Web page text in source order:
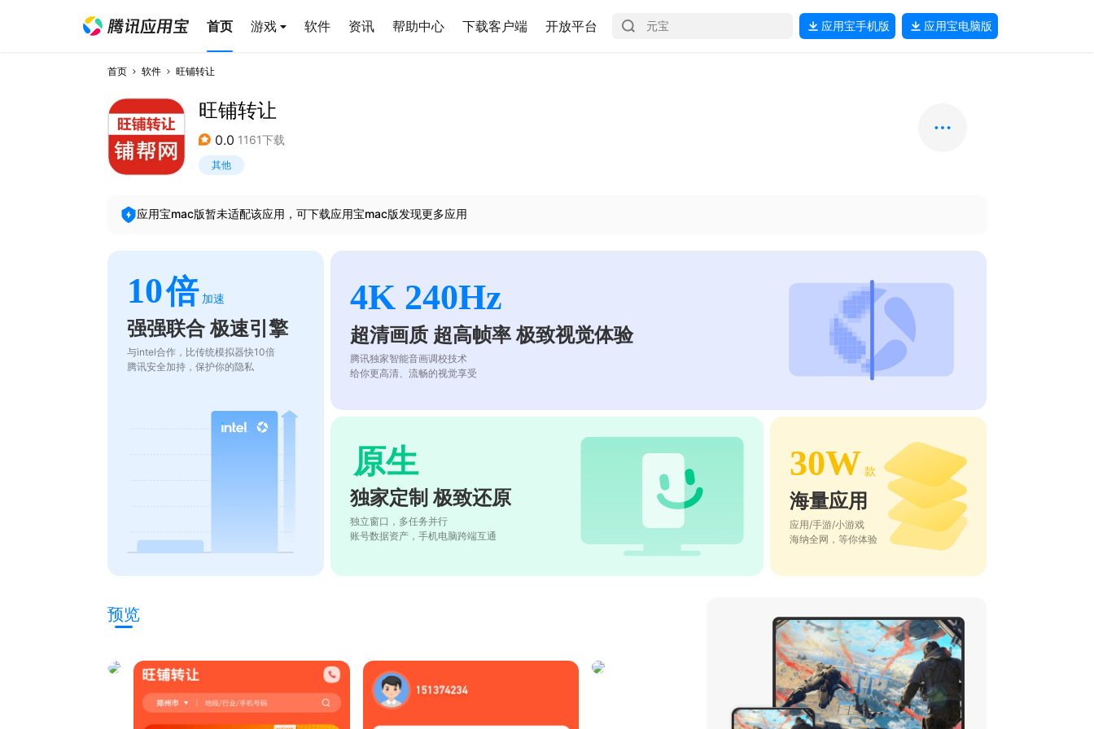
首页 游戏 软件 资讯 帮助中心 下载客户端 开放平台 应用宝手机版 应用宝电脑版
首页 软件 旺铺转让
旺铺转让
0.0 1161下载
其他
应用宝mac版暂未适配该应用，可下载应用宝mac版发现更多应用
10倍 加速
强强联合 极速引擎
与intel合作，比传统模拟器快10倍
腾讯安全加持，保护你的隐私
4K 240Hz
超清画质 超高帧率 极致视觉体验
腾讯独家智能音画调校技术
给你更高清、流畅的视觉享受
原生
独家定制 极致还原
独立窗口，多任务并行
账号数据资产，手机电脑跨端互通
30W 款
海量应用
应用/手游/小游戏
海纳全网，等你体验
预览